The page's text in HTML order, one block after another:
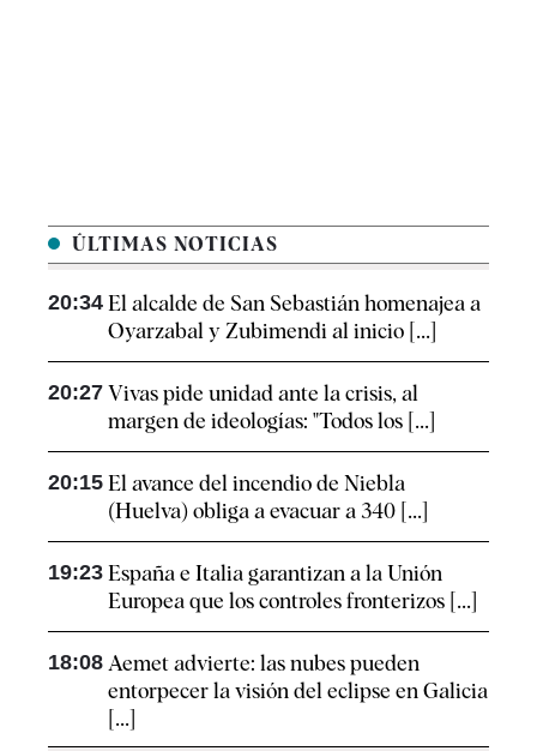
ÚLTIMAS NOTICIAS
20:34 El alcalde de San Sebastián homenajea a
Oyarzabal y Zubimendi al inicio [...]
20:27 Vivas pide unidad ante la crisis, al
margen de ideologías: "Todos los [...]
20:15 El avance del incendio de Niebla
(Huelva) obliga a evacuar a 340 [...]
19:23 España e Italia garantizan a la Unión
Europea que los controles fronterizos [...]
18:08 Aemet advierte: las nubes pueden
entorpecer la visión del eclipse en Galicia
[...]